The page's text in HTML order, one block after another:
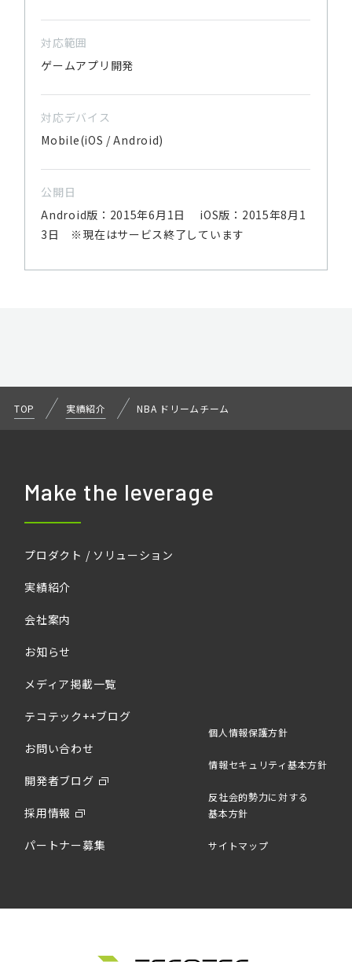
対応範囲
ゲームアプリ開発
対応デバイス
Mobile(iOS / Android)
公開日
Android版：2015年6月1日 iOS版：2015年8月1
3日 ※現在はサービス終了しています
TOP 実績紹介 NBA ドリームチーム
Make the leverage
プロダクト / ソリューション
実績紹介
会社案内
お知らせ
メディア掲載一覧
テコテック++ブログ
お問い合わせ
開発者ブログ
採用情報
パートナー募集
個人情報保護方針
情報セキュリティ基本方針
反社会的勢力に対する
基本方針
サイトマップ